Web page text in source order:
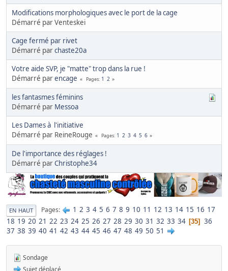
Modifications morphologiques avec le port de la cage
Démarré par Venteskei
Cage fermé par rivet
Démarré parchaste20a
Votre aide SVP, je "matte" trop dans la rue !
Démarré parencage Pages 1 2
les fantasmes féminins
Démarré par Messoa
Les Dames à l'initiative
Démarré par ReineRouge
Pages 1 2 3 4 5 6
De l'importance des réglages !
Démarré parChristophe34
EN HAUT Pages 1 2 3 4 5 6 7 8 9 10 11 12 13 14 15 16 17
18 19 20 21 22 23 24 25 26 27 28 29 30 31 32 33 34 35
36
37 38 39 40 41 42 43 44 45 46 47 48 49 50 51
Sondage
Sujet déplacé